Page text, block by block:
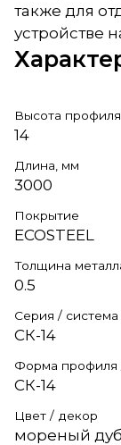
также для
устройстве
Высота
14
Длина, мм
3000
Покрытие
ECOSTEEL
Толщина
0.5
Серия / система
СК-14
Форма профиля
СК-14
Цвет / декор
мореный дуб